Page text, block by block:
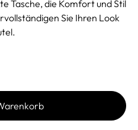
Tasche, die Komfort und Stil
Sie Ihren Look